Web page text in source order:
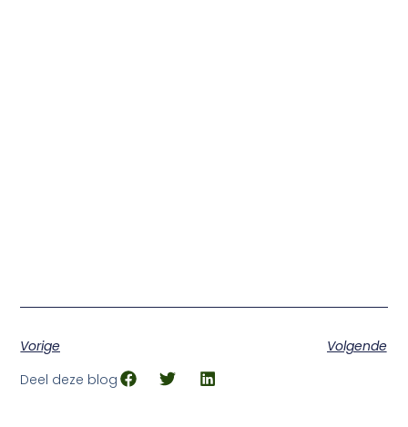
Vorige
Volgende
Deel deze blog